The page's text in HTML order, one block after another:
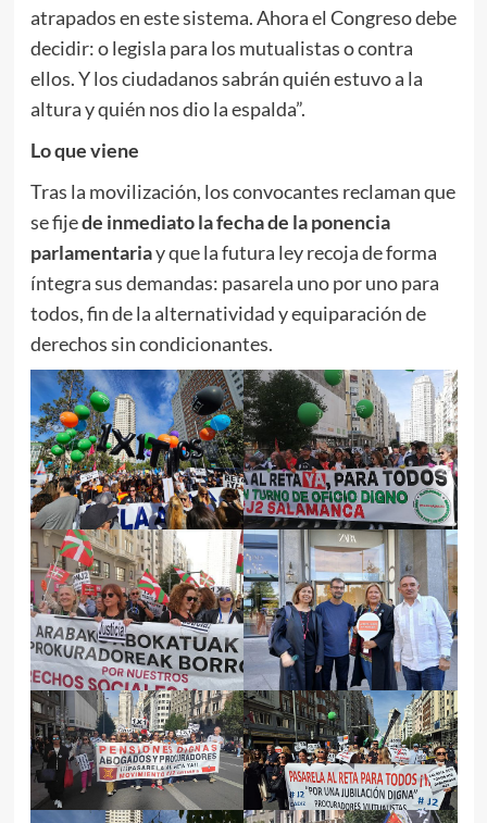
atrapados en este sistema. Ahora el Congreso debe
decidir: o legisla para los mutualistas o contra
ellos. Y los ciudadanos sabrán quién estuvo a la
altura y quién nos dio la espalda”.
Lo que viene
Tras la movilización, los convocantes reclaman que
se fijede inmediato la fecha de la ponencia
parlamentariay que la futura ley recoja de forma
íntegra sus demandas: pasarela uno por uno para
todos, fin de la alternatividad y equiparación de
derechos sin condicionantes.